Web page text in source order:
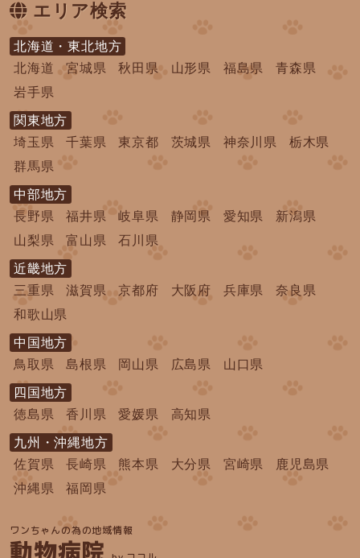
エリア検索
北海道・東北地方
北海道
宮城県 秋田県 山形県 福島県
青森県
岩手県
関東地方
埼玉県
千葉県 東京都 茨城県 神奈川県
栃木県
群馬県
中部地方
長野県
福井県 岐阜県 静岡県 愛知県
新潟県
山梨県
富山県 石川県
近畿地方
三重県
滋賀県 京都府 大阪府 兵庫県
奈良県
和歌山県
中国地方
鳥取県
島根県 岡山県 広島県 山口県
四国地方
徳島県
香川県 愛媛県 高知県
九州・沖縄地方
佐賀県
長崎県 熊本県 大分県 宮崎県
鹿児島県
沖縄県
福岡県
ワンちゃんの為の地域情報
動物病院